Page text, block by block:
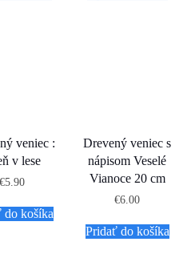
veniec :
v lese
€5.90
do košíka
Drevený veniec s
nápisom Veselé
Vianoce 20 cm
€6.00
Pridať do košíka